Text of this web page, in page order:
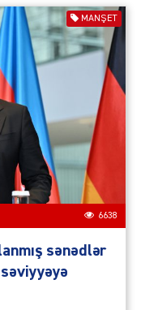
MANŞET
6638
sənədlər